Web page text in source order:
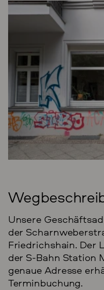
Unsere
der
Friedrichshain. Der
der S-Bahn Station
genaue Adresse
Terminbuchung.